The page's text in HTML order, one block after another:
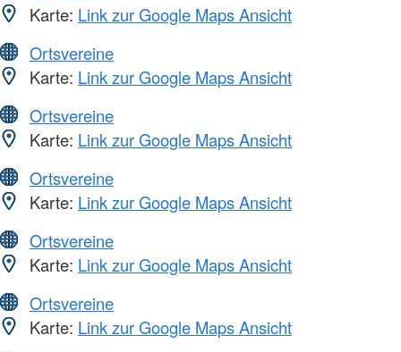
Karte: Link zur Google Maps Ansicht
Ortsvereine
Karte: Link zur Google Maps Ansicht
Ortsvereine
Karte: Link zur Google Maps Ansicht
Ortsvereine
Karte: Link zur Google Maps Ansicht
Ortsvereine
Karte: Link zur Google Maps Ansicht
Ortsvereine
Karte: Link zur Google Maps Ansicht